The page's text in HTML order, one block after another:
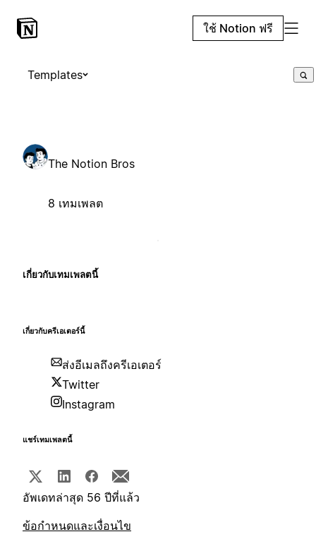
ใช้ Notion ฟรี
Templates
The Notion Bros
8 เทมเพลต
เกี่ยวกับเทมเพลตนี้
เกี่ยวกับครีเอเตอร์นี้
ส่งอีเมลถึงครีเอเตอร์
Twitter
Instagram
แชร์เทมเพลตนี้
อัพเดทล่าสุด 56 ปีที่แล้ว
ข้อกำหนดและเงื่อนไข